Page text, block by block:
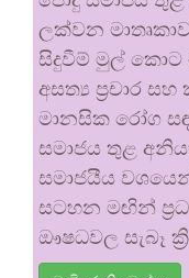
ලක්වන
සිදුවීම් මුල් කොට
අසත්‍ය ප්‍රචාර
මානසික රෝග
සමාජය තුළ
සමාජයීය
සටහන මඟින්
ඖෂධවල සැබෑ